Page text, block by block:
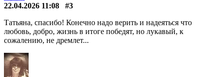
22.04.2026 11:08
#3
Татьяна, спасибо! Конечно надо верить и надеяться что
любовь, добро, жизнь в итоге победят, но лукавый, к
сожалению, не дремлет...